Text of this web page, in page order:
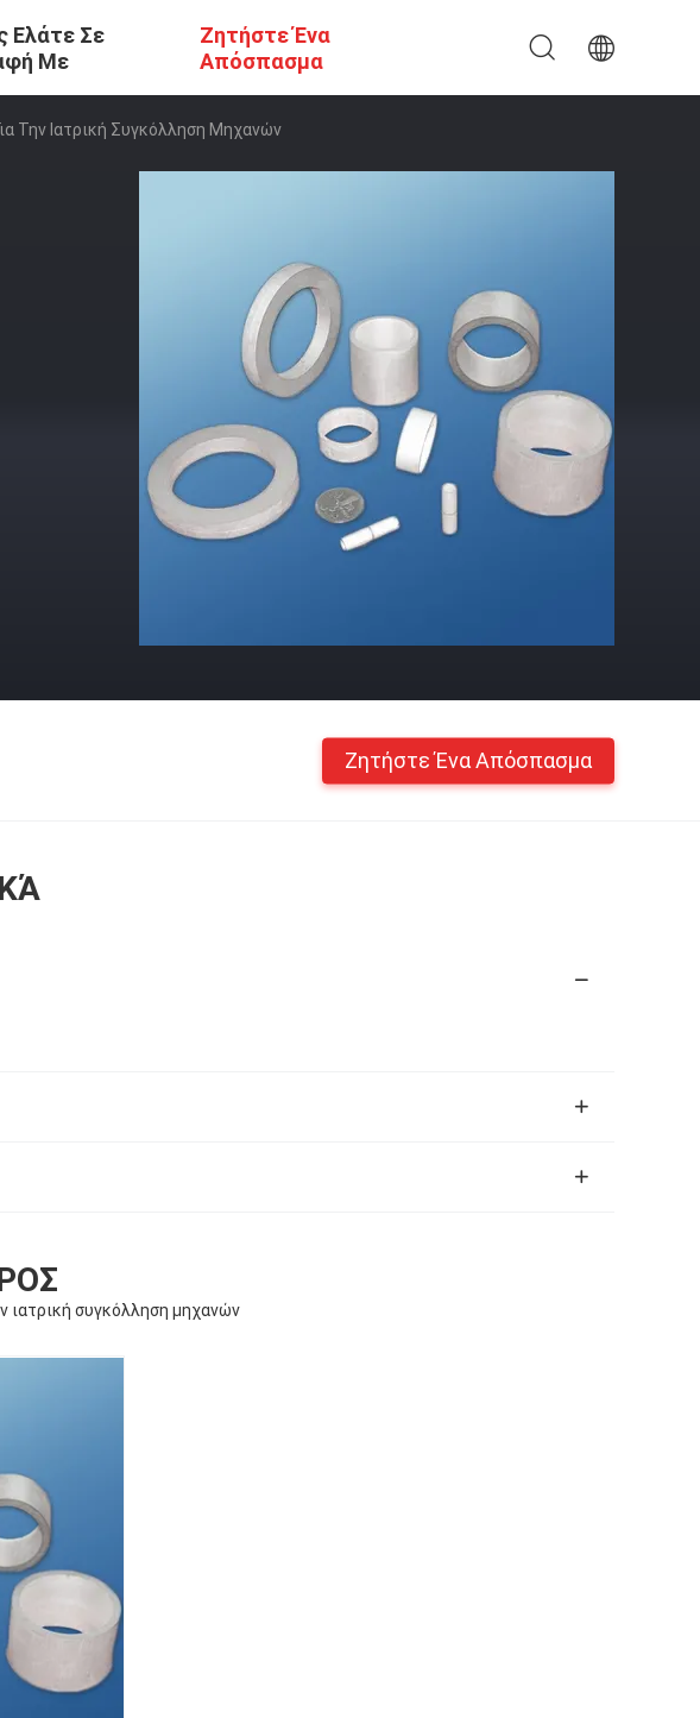
Ελάτε Σε
Με
Ζητήστε Ένα
Απόσπασμα
Την Ιατρική Συγκόλληση Μηχανών
Ζητήστε Ένα Απόσπασμα
ιατρική συγκόλληση μηχανών